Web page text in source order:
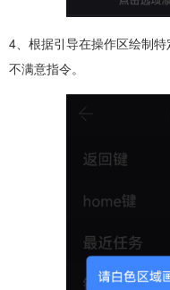
4、根据引导在操作区绘制
不满意指令。